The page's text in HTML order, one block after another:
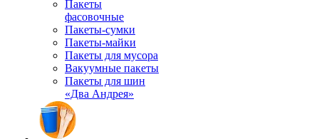
Пакеты
фасовочные
Пакеты-сумки
Пакеты-майки
Пакеты для мусора
Вакуумные пакеты
Пакеты для шин
«Два Андрея»